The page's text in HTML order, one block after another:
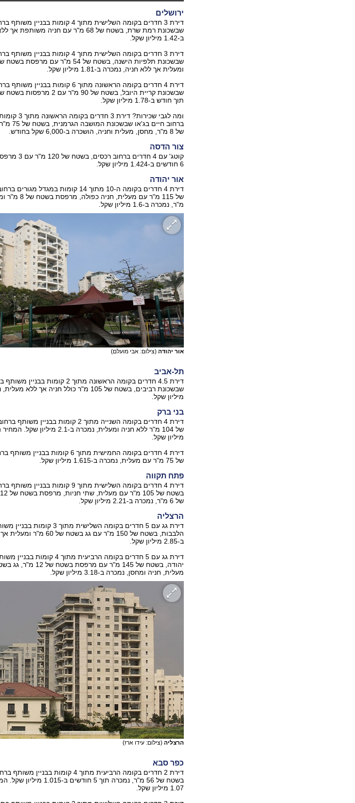
ירושלים
דירת 3 חדרים בקומה השלישית מתוך 4 קומות
שבשכונת רמת שרת, בשטח של 68 מ"ר עם חניה
ב-1.42 מיליון שקל.
דירת 3 חדרים בקומה השלישית מתוך 4 קומות
ומעלית אך ללא חניה, נמכרה ב-1.81 מיליון שקל.
דירת 4 חדרים בקומה הראשונה מתוך 6 קומות
תוך חודש ב-1.78 מיליון שקל.
ומה לגבי שכירות?
ברחוב חיים
של 8 מ"ר, מחסן, מעלית וחניה, הושכרה ב-6,000 שקל בחודש.
צור הדסה
קוטג' עם 4 חדרים
6 חודשים ב-1.424 מיליון שקל.
אור יהודה
דירת 4 חדרים בקומה ה-10 מתוך 14 קומות
מ"ר, נמכרה ב-1.6 מיליון שקל.
אור יהודה (צילום: אבי מועלם)
תל-אביב
דירת 4.5 חדרים בקומה הראשונה מתוך 2 קומות
מיליון שקל.
בני ברק
דירת 4 חדרים בקומה השנייה מתוך 2 קומות
מיליון שקל.
דירת 4 חדרים בקומה החמישית מתוך 6 קומות
של 75 מ"ר עם מעלית, נמכרה ב-1.615 מיליון שקל.
פתח תקווה
דירת 4 חדרים בקומה השלישית מתוך 9 קומות
של 6 מ"ר, נמכרה ב-2.21 מיליון שקל.
הרצליה
דירת גג עם 5 חדרים בקומה השלישית
הלבבות, בשטח של 150 מ"ר עם גג
ב-2.85 מיליון שקל.
דירת גג עם 5 חדרים בקומה הרביעית מתוך
מעלית, חניה ומחסן, נמכרה ב-3.18 מיליון שקל.
הרצליה (צילום: עידו ארז)
כפר סבא
דירת 2 חדרים בקומה הרביעית מתוך 4 קומות
בשטח של 56 מ"ר, נמכרה תוך 5
1.07 מיליון שקל.